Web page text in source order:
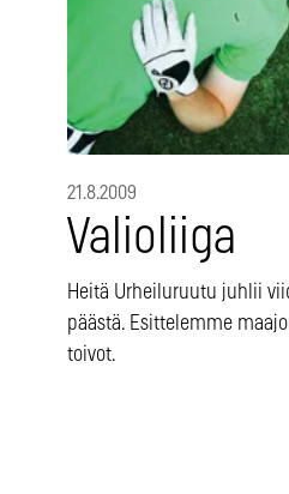
21.8.2009
Valioliiga
Heitä Urheiluruutu juhlii
päästä. Esittelemme
toivot.